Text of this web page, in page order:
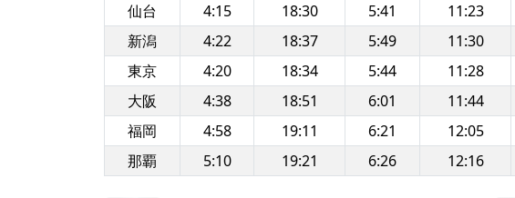
仙台
4:15 18:30 5:41 11:23
新潟
4:22 18:37 5:49 11:30
東京
4:20 18:34 5:44 11:28
大阪
4:38 18:51 6:01 11:44
福岡
4:58 19:11 6:21 12:05
那覇
5:10 19:21 6:26 12:16